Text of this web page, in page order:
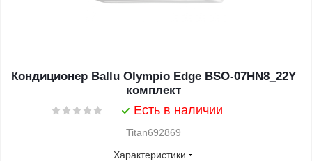
Кондиционер Ballu Olympio Edge BSO-07HN8_22Y
комплект
Есть в наличии
Titan692869
Характеристики